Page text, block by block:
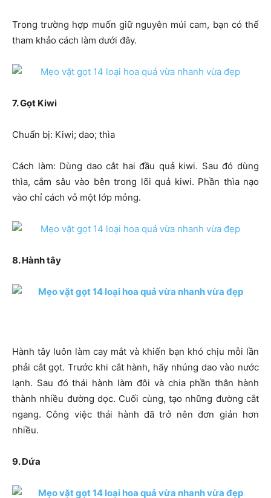
Trong trường hợp muốn giữ nguyên múi cam, bạn có thể
tham khảo cách làm dưới đây.
7. Gọt Kiwi
Chuẩn bị: Kiwi; dao; thìa
Cách làm: Dùng dao cắt hai đầu quả kiwi. Sau đó dùng
thìa, cắm sâu vào bên trong lõi quả kiwi. Phần thìa nạo
vào chỉ cách vỏ một lớp mỏng.
8. Hành tây
Hành tây luôn làm cay mắt và khiến bạn khó chịu mỗi lần
phải cắt gọt. Trước khi cắt hành, hãy nhúng dao vào nước
lạnh. Sau đó thái hành làm đôi và chia phần thân hành
thành nhiều đường dọc. Cuối cùng, tạo những đường cắt
ngang. Công việc thái hành đã trở nên đơn giản hơn
nhiều.
9. Dứa